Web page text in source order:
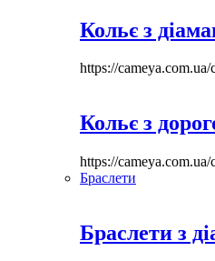
Кольє з
https://
Кольє з
https://
Браслети
Браслети з